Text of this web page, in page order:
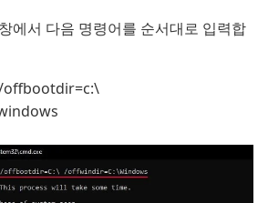
에서 다음 명령어를 순서대로 입력합
offbootdir=c:\